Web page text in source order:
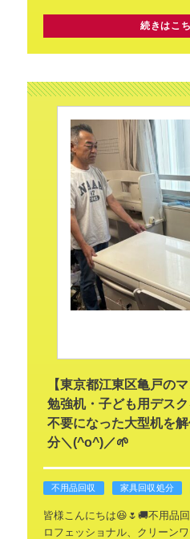
続きはこ
【東京都江東区亀戸の
勉強机・子ども用デス
不要になった大型机を
分＼(^o^)／🌱
不用品回収 家具回収処分
皆様こんにちは😆🌷🚚不用品
ロフェッショナル、クリーン